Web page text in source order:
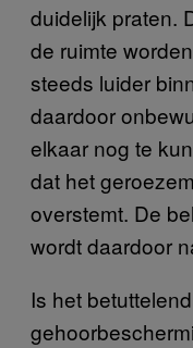
duidelijk praten.
de ruimte
steeds luider
daardoor
elkaar nog te
dat het
overstemt. De
wordt daardoor
Is het